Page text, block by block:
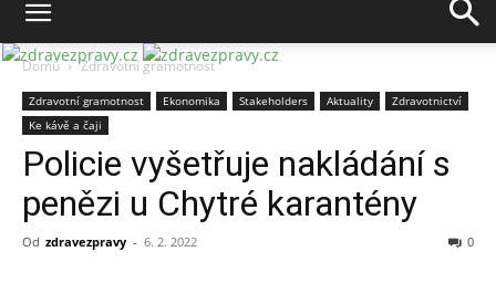
Domů Zdravotní gramotnost
Zdravotní gramotnost Ekonomika Stakeholders Aktuality
Zdravotnictví
Ke kávě a čaji
Policie vyšetřuje nakládání s
penězi u Chytré karantény
Od zdravezpravy - 6. 2. 2022 0